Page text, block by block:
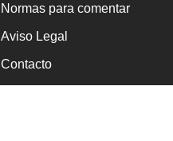
Normas para comentar
Aviso Legal
Contacto